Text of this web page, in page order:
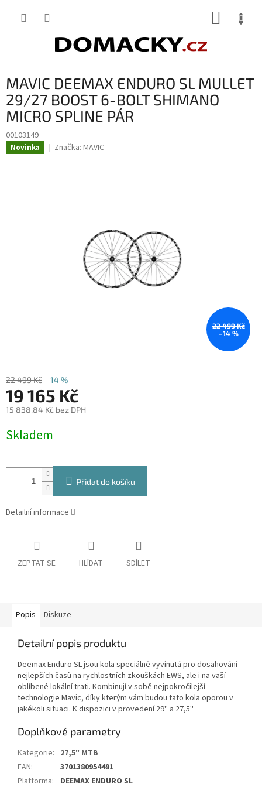
MAVIC DEEMAX ENDURO SL MULLET
29/27 BOOST 6-BOLT SHIMANO
MICRO SPLINE PÁR
00103149
Novinka Značka: MAVIC
22 499 Kč
–14 %
22 499 Kč –14 %
19 165 Kč
15 838,84 Kč bez DPH
cena:
Skladem
Přidat do košíku
Detailní informace
ZEPTAT SE HLÍDAT SDÍLET
Popis Diskuze
Detailní popis produktu
Deemax Enduro SL jsou kola speciálně vyvinutá pro dosahování
nejlepších časů na rychlostních zkouškách EWS, ale i na vaší
oblíbené lokální trati. Kombinují v sobě nejpokročilejší
technologie Mavic, díky kterým vám budou tato kola oporou v
jakékoli situaci. K dispozici v provedení 29'' a 27,5''
Doplňkové parametry
Kategorie: 27,5" MTB
EAN:
3701380954491
Platforma: DEEMAX ENDURO SL